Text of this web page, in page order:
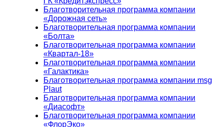
Благотворительная программа компании
«Дорожная сеть»
Благотворительная программа компании
«Болта»
Благотворительная программа компании
«Квартал-18»
Благотворительная программа компании
«Галактика»
Благотворительная программа компании msg
Plaut
Благотворительная программа компании
«Диасофт»
Благотворительная программа компании
«ФлорЭко»